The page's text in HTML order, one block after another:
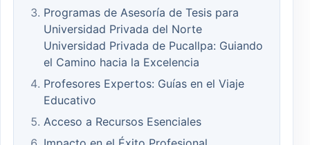
Programas de Asesoría de Tesis para
Universidad Privada del Norte
Universidad Privada de Pucallpa: Guiando
el Camino hacia la Excelencia
Profesores Expertos: Guías en el Viaje
Educativo
Acceso a Recursos Esenciales